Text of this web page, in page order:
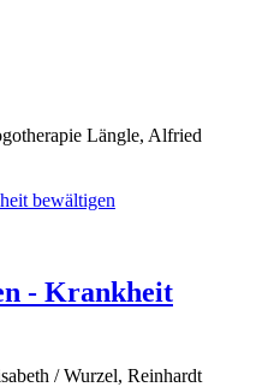
Längle, Alfried
- Krankheit
/ Wurzel, Reinhardt